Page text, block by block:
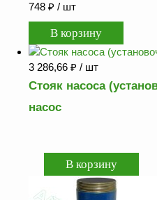
Услуги
Новости
Контакты
Распродажа
Как
748 ₽ / шт
3 286,66 ₽ / шт
Стояк насоса
насос